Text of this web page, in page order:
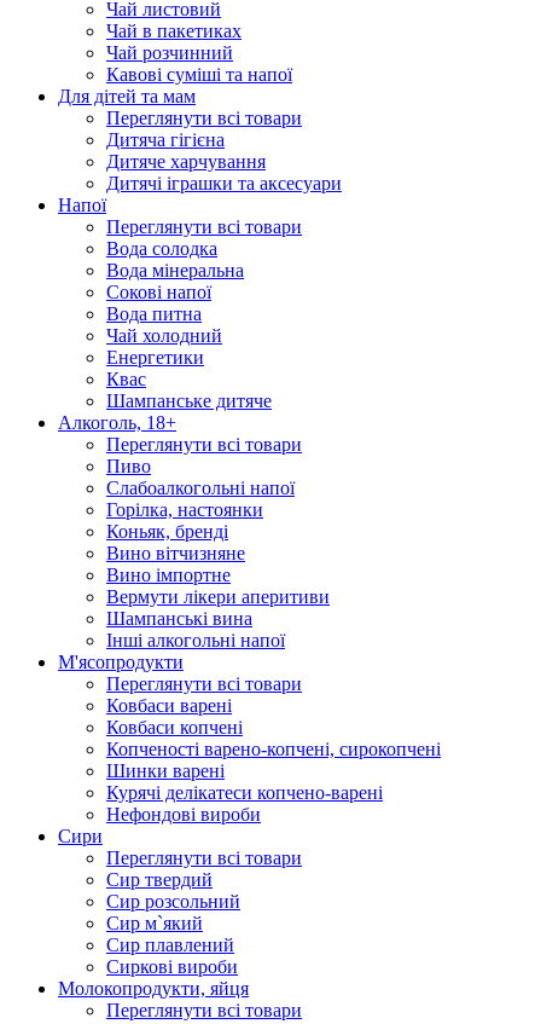
Чай листовий
Чай в пакетиках
Чай розчинний
Кавові суміші та напої
Для дітей та мам
Переглянути всі товари
Дитяча гігієна
Дитяче харчування
Дитячі іграшки та аксесуари
Напої
Переглянути всі товари
Вода солодка
Вода мінеральна
Сокові напої
Вода питна
Чай холодний
Енергетики
Квас
Шампанське дитяче
Алкоголь, 18+
Переглянути всі товари
Пиво
Слабоалкогольні напої
Горілка, настоянки
Коньяк, бренді
Вино вітчизняне
Вино імпортне
Вермути лікери аперитиви
Шампанські вина
Інші алкогольні напої
М'ясопродукти
Переглянути всі товари
Ковбаси варені
Ковбаси копчені
Копченості варено-копчені, сирокопчені
Шинки варені
Курячі делікатеси копчено-варені
Нефондові вироби
Сири
Переглянути всі товари
Сир твердий
Сир розсольний
Сир м`який
Сир плавлений
Сиркові вироби
Молокопродукти, яйця
Переглянути всі товари